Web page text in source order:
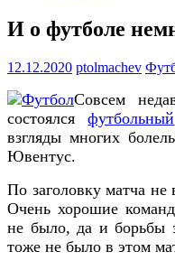
И о футболе
12.12.2020 ptolmachev
Совсем
состоялсяфутбольный
взгляды многих
Ювентус.
По заголовку матча не
Очень хорошие
не было, да и борьбы
тоже не было в этом